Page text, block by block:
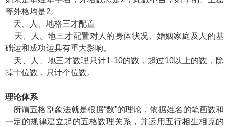
等外格均是2。
天、人、地格三才配置
天、人、地三才配置对人的身体状况、婚姻家庭及人的基
础运和成功运具有重大影响。
天、人、地三才数理只计1-10的数，超过10以上的数，除
掉十位数，只计个位数。
理论体系
所谓五格剖象法就是根据“数”的理论，依据姓名的笔画数和
一定的规律建立起的五格数理关系，并运用五行相生相克的